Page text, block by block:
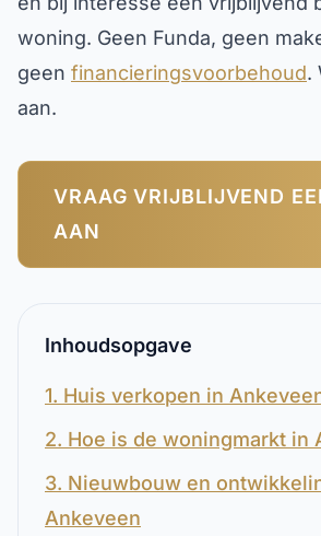
woning. Geen Funda, geen
geen financieringsvoorbehoud.
aan.
VRAAG VRIJBLIJVEND
AAN
Inhoudsopgave
1. Huis verkopen in
2. Hoe is de woningmarkt in
3. Nieuwbouw en
Ankeveen